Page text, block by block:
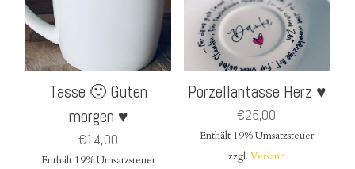
Tasse 🙂 Guten
morgen ♥
€14,00
Enthält 19% Umsatzsteuer
Porzellantasse Herz ♥
€25,00
Enthält 19% Umsatzsteuer
zzgl. Versand